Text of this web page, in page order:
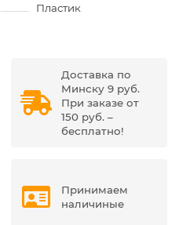
Пластик
Доставка по
Минску 9 руб.
При заказе от
150 руб. –
бесплатно!
Принимаем
наличиные